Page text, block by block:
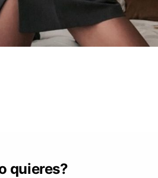
quieres?